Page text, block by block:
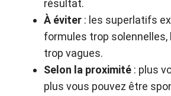
résultat.
À éviter : les superlatifs
formules trop
trop vagues.
Selon la proximité : plus
plus vous pouvez être